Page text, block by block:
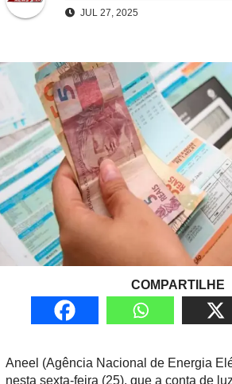
JUL 27, 2025
COMPARTILHE
Aneel (Agência Nacional de Energia
nesta sexta-feira (25), que a conta de